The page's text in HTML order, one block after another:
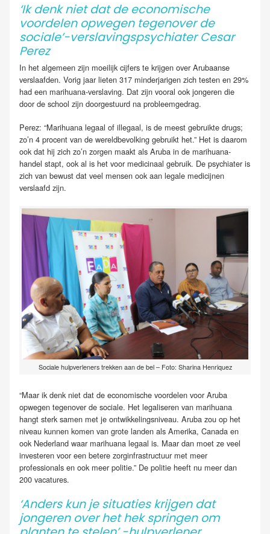
‘Ik denk niet dat de economische
voordelen opwegen tegenover de
sociale’-verslavingspsychiater Cesar
Perez
In het algemeen zijn moeilijk cijfers te krijgen over Arubaanse
verslaafden. Vorig jaar lieten 317 minderjarigen zich testen en 29%
had een marihuana-verslaving. Dat zijn vooral ook jongeren die
door de school zijn doorgestuurd na probleemgedrag.
Perez: “Marihuana legaal of illegaal, is de meest gebruikte drugs;
zo’n 4 procent van de wereldbevolking gebruikt het.” Het is daarom
ook dat hij zich zo’n zorgen maakt als Aruba in de marihuana-
handel stapt, ook al is het voor medicinaal gebruik. De psychiater is
zich van bewust dat veel mensen ook aan legale medicijnen
verslaafd zijn.
Sociale hulpverleners trekken aan de bel – Foto: Sharina Henriquez
“Maar ik denk niet dat de economische voordelen voor Aruba
opwegen tegenover de sociale. Het legaliseren van marihuana
hangt sterk samen met je ontwikkelingsniveau. Aruba zou op het
niveau kunnen komen van grote landen als Amerika, Canada en
ook Nederland waar marihuana legaal is. Maar dan moet ze veel
investeren voor een betere zorginfrastructuur met meer
professionals en ook meer politie.” De politie heeft nu meer dan
200 vacatures.
‘Anders kun je situaties krijgen dat
jongeren over het hek springen om